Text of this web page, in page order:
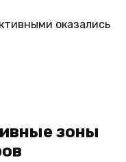
оказались
зоны